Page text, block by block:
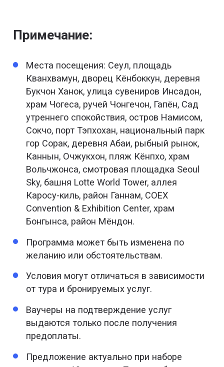
Примечание:
Места посещения: Сеул, площадь
Кванхвамун, дворец Кёнбоккун, деревня
Букчон Ханок, улица сувениров Инсадон,
храм Чогеса, ручей Чонгечон, Гапён, Сад
утреннего спокойствия, остров Намисом,
Сокчо, порт Тэпхохан, национальный парк
гор Сорак, деревня Абаи, рыбный рынок,
Каннын, Очжукхон, пляж Кёнпхо, храм
Вольчжонса, смотровая площадка Seoul
Sky, башня Lotte World Tower, аллея
Каросу-киль, район Ганнам, COEX
Convention & Exhibition Center, храм
Бонгынса, район Мёндон.
Программа может быть изменена по
желанию или обстоятельствам.
Условия могут отличаться в зависимости
от тура и бронируемых услуг.
Ваучеры на подтверждение услуг
выдаются только после получения
предоплаты.
Предложение актуально при наборе